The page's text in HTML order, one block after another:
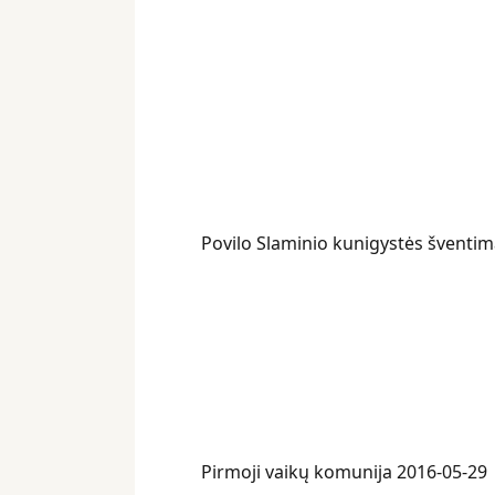
Povilo Slaminio kunigystės
Pirmoji vaikų komunija 2016-05-29